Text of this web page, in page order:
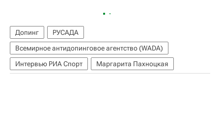
Допинг
РУСАДА
Всемирное антидопинговое агентство (WADA)
Интервью РИА Спорт
Маргарита Пахноцкая